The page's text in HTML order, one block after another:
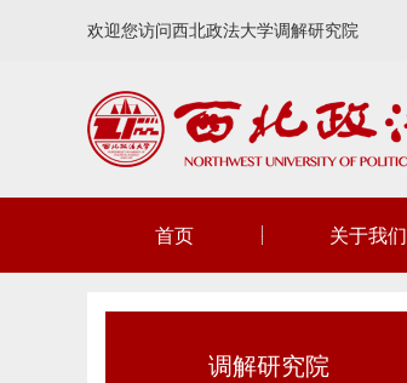
欢迎您访问西北政法大学调解研究院
首页 关于我们
调解研究院